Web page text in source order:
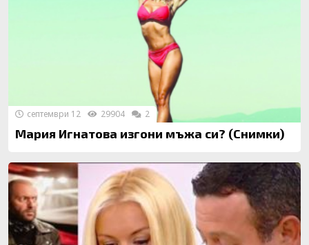
Мария Игнатова изгони мъжа си? (Снимки)
септември 12 29904 2